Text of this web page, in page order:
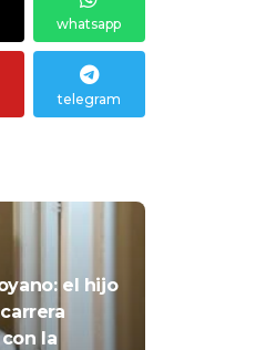
whatsapp
telegram
el hijo
la